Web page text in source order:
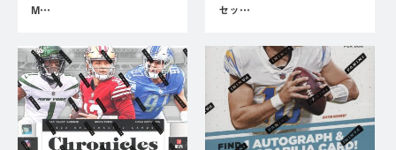
M…
セッ…